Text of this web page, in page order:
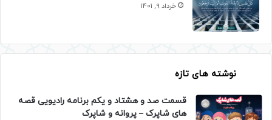
خرداد 9, 1401
نوشته های تازه
قسمت صد و هشتاد و یکم برنامه رادیویی قصه
های شاپرک – پروانه و شاپرک